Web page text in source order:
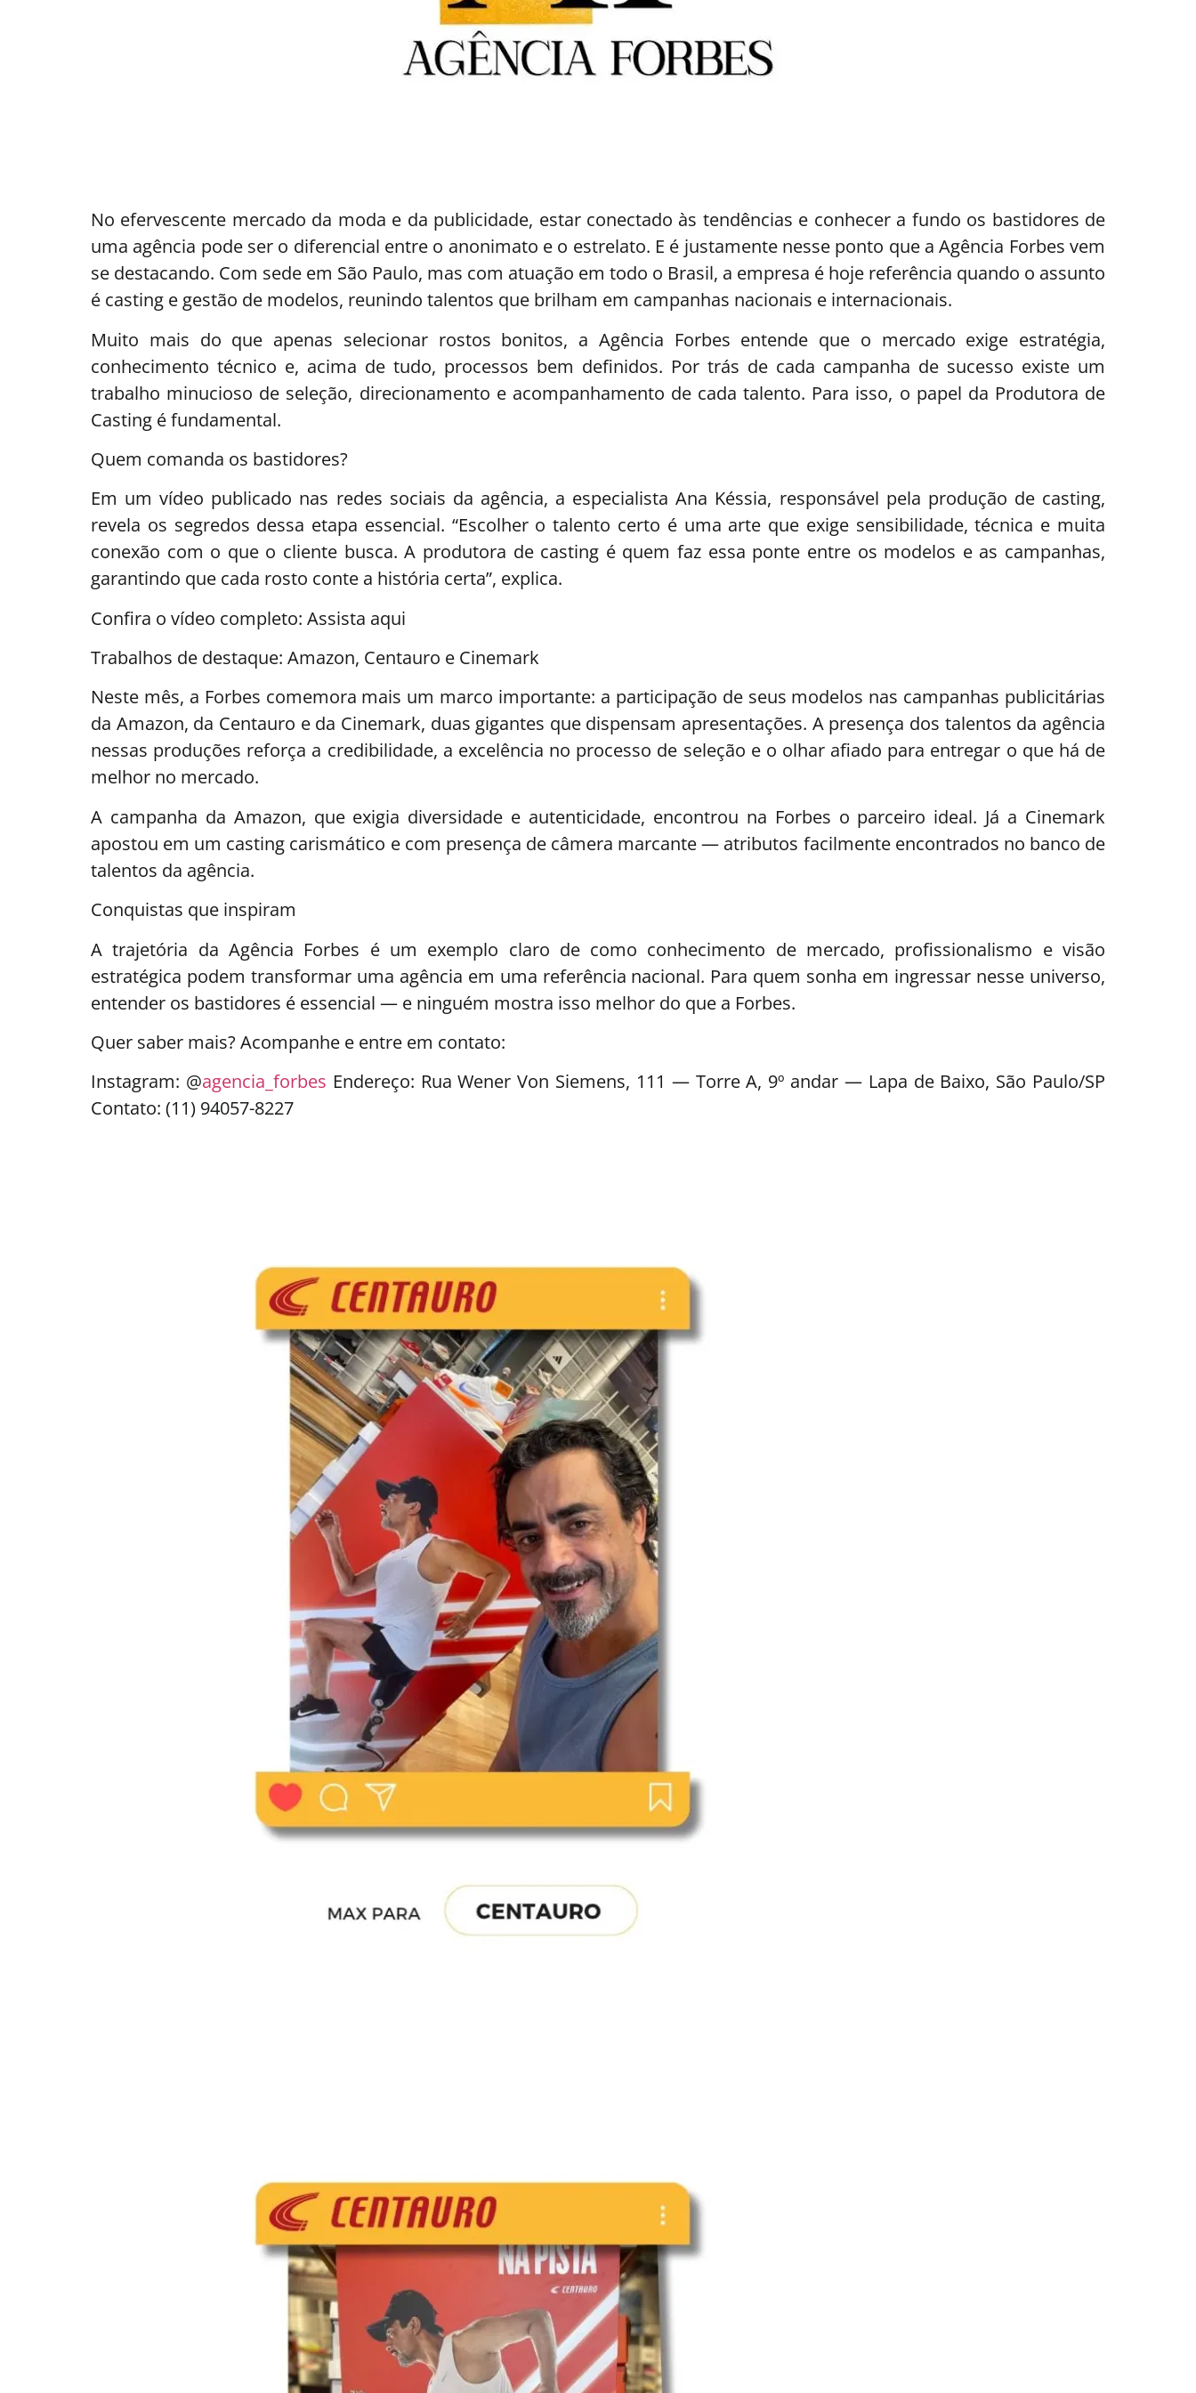
No efervescente mercado da moda e da publicidade, estar conectado às tendências e conhecer a fundo os bastidores de
uma agência pode ser o diferencial entre o anonimato e o estrelato. E é justamente nesse ponto que a Agência Forbes vem
se destacando. Com sede em São Paulo, mas com atuação em todo o Brasil, a empresa é hoje referência quando o assunto
é casting e gestão de modelos, reunindo talentos que brilham em campanhas nacionais e internacionais.
Muito mais do que apenas selecionar rostos bonitos, a Agência Forbes entende que o mercado exige estratégia,
conhecimento técnico e, acima de tudo, processos bem definidos. Por trás de cada campanha de sucesso existe um
trabalho minucioso de seleção, direcionamento e acompanhamento de cada talento. Para isso, o papel da Produtora de
Casting é fundamental.
Quem comanda os bastidores?
Em um vídeo publicado nas redes sociais da agência, a especialista Ana Késsia, responsável pela produção de casting,
revela os segredos dessa etapa essencial. “Escolher o talento certo é uma arte que exige sensibilidade, técnica e muita
conexão com o que o cliente busca. A produtora de casting é quem faz essa ponte entre os modelos e as campanhas,
garantindo que cada rosto conte a história certa”, explica.
Confira o vídeo completo: Assista aqui
Trabalhos de destaque: Amazon, Centauro e Cinemark
Neste mês, a Forbes comemora mais um marco importante: a participação de seus modelos nas campanhas publicitárias
da Amazon, da Centauro e da Cinemark, duas gigantes que dispensam apresentações. A presença dos talentos da agência
nessas produções reforça a credibilidade, a excelência no processo de seleção e o olhar afiado para entregar o que há de
melhor no mercado.
A campanha da Amazon, que exigia diversidade e autenticidade, encontrou na Forbes o parceiro ideal. Já a Cinemark
apostou em um casting carismático e com presença de câmera marcante — atributos facilmente encontrados no banco de
talentos da agência.
Conquistas que inspiram
A trajetória da Agência Forbes é um exemplo claro de como conhecimento de mercado, profissionalismo e visão
estratégica podem transformar uma agência em uma referência nacional. Para quem sonha em ingressar nesse universo,
entender os bastidores é essencial — e ninguém mostra isso melhor do que a Forbes.
Quer saber mais? Acompanhe e entre em contato:
Instagram: @agencia_forbes Endereço: Rua Wener Von Siemens, 111 — Torre A, 9º andar — Lapa de Baixo, São Paulo/SP
Contato: (11) 94057-8227